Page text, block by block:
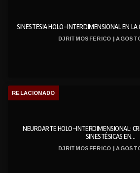
SINESTESIA HOLO-INTERDIMENSIONAL EN LA
DJRITMOSFERICO |
RELACIONADO
NEUROARTE HOLO-INTERDIMENSIONAL:
SINESTÉSICAS EN...
DJRITMOSFERICO |